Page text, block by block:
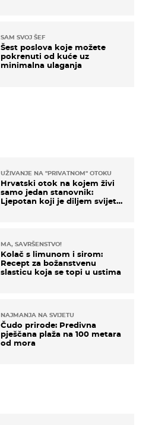
UŽIVANJE NA "PRIVATNOM" OTOKU
Hrvatski otok na kojem živi
samo jedan stanovnik:
Ljepotan koji je diljem svijeta
MA, SAVRŠENSTVO!
Kolač s limunom i sirom:
Recept za božanstvenu
slasticu koja se topi u ustima
NAJMANJA NA SVIJETU
Čudo prirode: Predivna
pješčana plaža na 100 metara
od mora
SAM SVOJ ŠEF
Šest poslova koje možete
pokrenuti od kuće uz
minimalna ulaganja